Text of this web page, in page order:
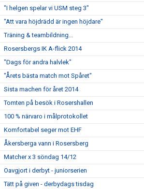
"I helgen spelar vi USM steg 3"
"Att vara höjdrädd är ingen höjdare"
Träning & teambildning...
Rosersbergs IK A-flick 2014
"Dags för andra halvlek"
"Årets bästa match mot Spåret"
Sista machen för året 2014
Tomten på besök i Rosershallen
100 % närvaro i målprotokollet
Komfortabel seger mot EHF
Åkersberga vann i Rosersberg
Matcher x 3 söndag 14/12
Oavgjort i derbyt - juniorserien
Tätt på given - derbydags tisdag